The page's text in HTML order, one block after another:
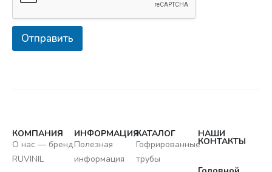
Отправить
КОМПАНИЯ
О нас — бренд
RUVINIL
ИНФОРМАЦИЯ
Полезная
информация
КАТАЛОГ
Гофрированные
трубы
НАШИ
КОНТАКТЫ